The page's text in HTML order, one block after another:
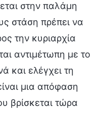
στην παλάμη
στάση πρέπει να
την κυριαρχία
αντιμέτωπη με το
και ελέγχει τη
μια απόφαση
βρίσκεται τώρα